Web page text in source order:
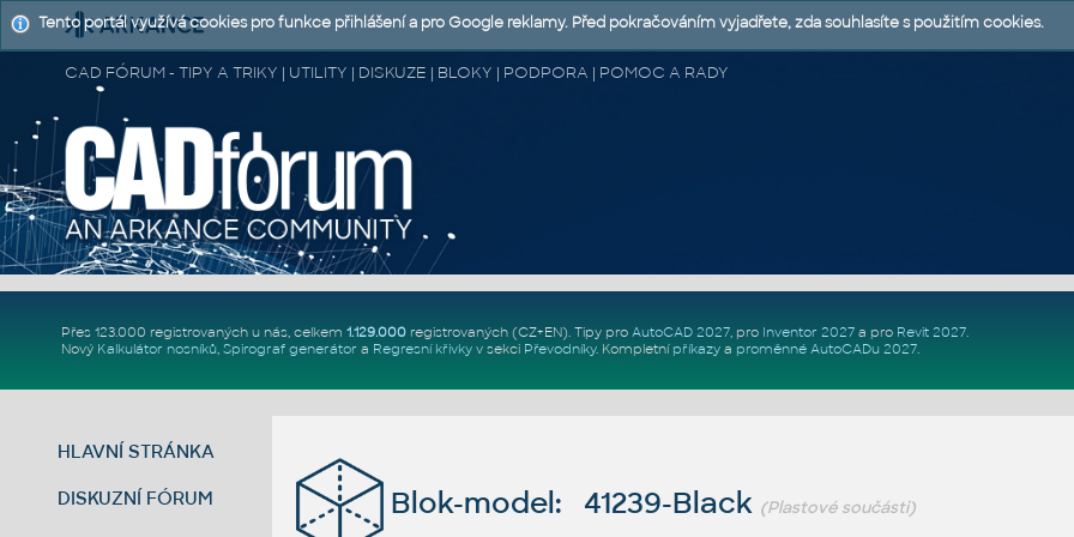
CAD FÓRUM - TIPY A TRIKY | UTILITY | DISKUZE | BLOKY | PODPORA | POMOC A RADY
Přes 123.000 registrovaných u nás, celkem 1.129.000registrovaných (CZ+EN). Tipy pro AutoCAD 2027, pro Inventor 2027a pro Revit 2027.
Nový Kalkulátor nosníků, Spirograf generátor a Regresní křivkyv sekci Převodníky. Kompletní příkazya proměnné AutoCADu 2027.
HLAVNÍ STRÁNKA
DISKUZNÍ FÓRUM Blok-model: 41239-Black (Plastové součásti)
Tento portál využívá cookies pro funkce přihlášení a pro Google reklamy. Před pokračováním vyjadřete, zda souhlasíte s použitím cookies.